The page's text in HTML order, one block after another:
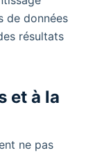
de données
résultats
et à la
ne pas